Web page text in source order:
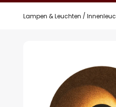
Lampen & Leuchten
Bildgalerie
springen